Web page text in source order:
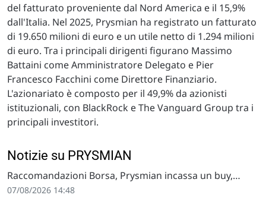
del fatturato proveniente dal Nord America e il 15,9%
dall'Italia. Nel 2025, Prysmian ha registrato un fatturato
di 19.650 milioni di euro e un utile netto di 1.294 milioni
di euro. Tra i principali dirigenti figurano Massimo
Battaini come Amministratore Delegato e Pier
Francesco Facchini come Direttore Finanziario.
L'azionariato è composto per il 49,9% da azionisti
istituzionali, con BlackRock e The Vanguard Group tra i
principali investitori.
Notizie su PRYSMIAN
Raccomandazioni Borsa, Prysmian incassa un buy,
bocciatura per Stellantis
07/08/2026 14:48